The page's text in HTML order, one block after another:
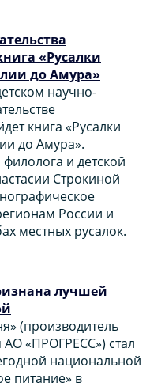
«Русалки
до Амура»
научно-
книга «Русалки
до Амура».
филолога и детской
Строкиной
России и
местных русалок.
лучшей
(производитель
АО «ПРОГРЕСС») стал
национальной
питание» в